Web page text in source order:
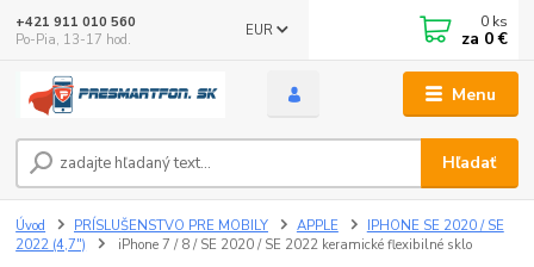
Menu
EUR
Hľadať
+421 911 010 560
Po-Pia, 13-17 hod.
0 ks
za 0 €
Úvod PRÍSLUŠENSTVO PRE MOBILY APPLE
IPHONE SE 2020 / SE
2022 (4,7")
iPhone 7 / 8 / SE 2020 / SE 2022 keramické flexibilné sklo